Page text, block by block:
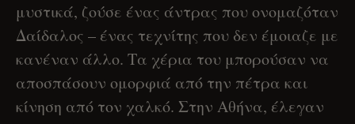
μυστικά, ζούσε ένας άντρας που ονομαζόταν
Δαίδαλος – ένας τεχνίτης που δεν έμοιαζε με
κανέναν άλλο. Τα χέρια του μπορούσαν να
αποσπάσουν ομορφιά από την πέτρα και
κίνηση από τον χαλκό. Στην Αθήνα, έλεγαν